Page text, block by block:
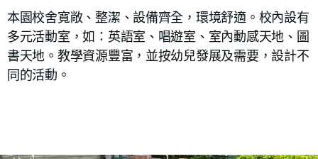
本園校舍寬敞、整潔、設備齊全，環境舒適。校內設有
多元活動室，如：英語室、唱遊室、室內動感天地、圖
書天地。教學資源豐富，並按幼兒發展及需要，設計不
同的活動。